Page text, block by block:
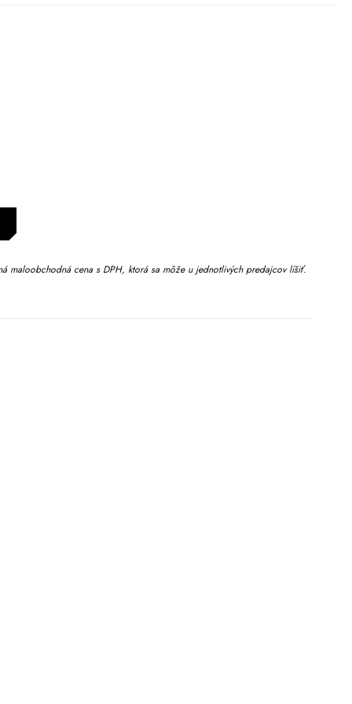
maloobchodná cena s DPH, ktorá sa môže u jednotlivých predajcov líšiť.